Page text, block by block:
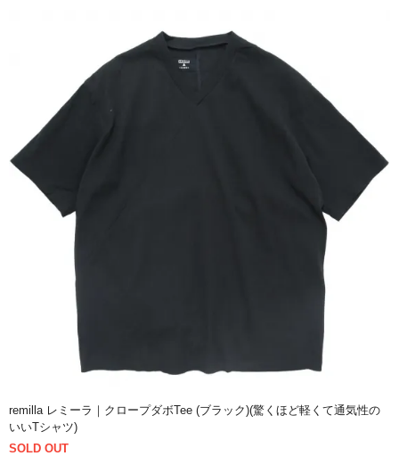
remilla レミーラ｜クロープダボTee (ブラック)(驚くほど軽くて通気性の
いいTシャツ)
SOLD OUT